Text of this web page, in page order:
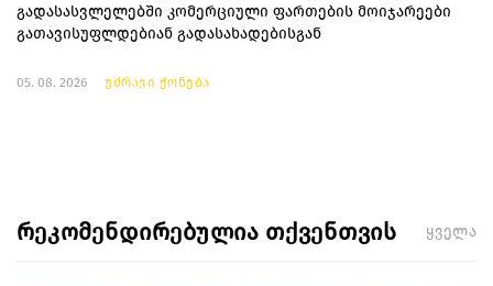
გადასასვლელებში კომერციული ფართების მოიჯარეები
გათავისუფლდებიან გადასახადებისგან
05. 08. 2026 უძრავი ქონება
რეკომენდირებულია თქვენთვის ყველა